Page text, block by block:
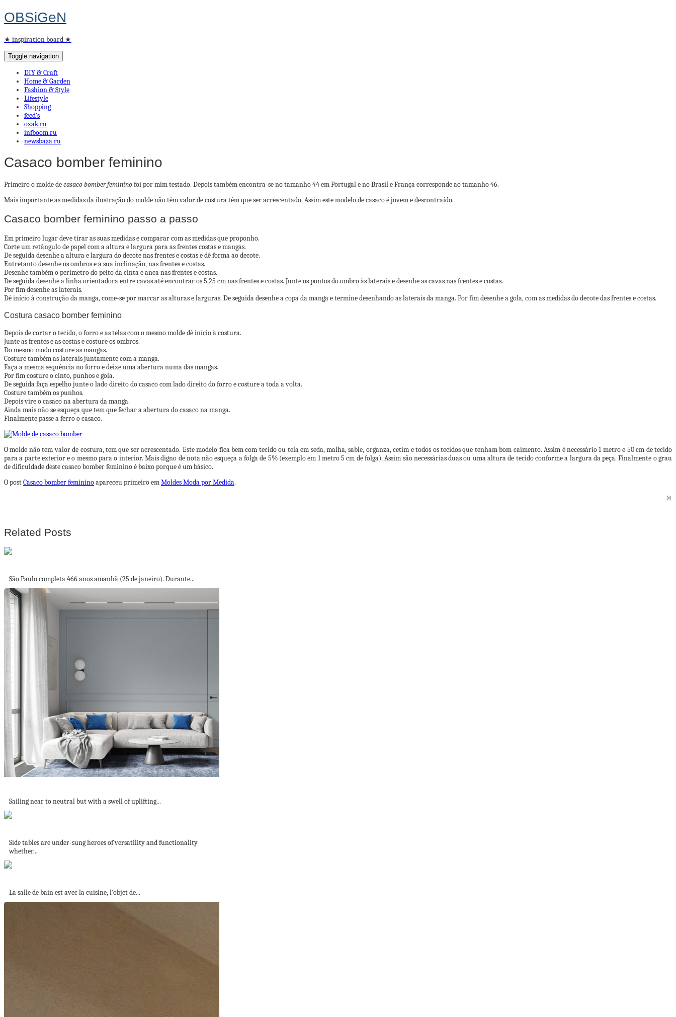
OBSiGeN
★ inspiration board ★
Toggle navigation
DIY & Craft
Home & Garden
Fashion & Style
Lifestyle
Shopping
feed’s
oxak.ru
infboom.ru
newsbaza.ru
Casaco bomber feminino
Primeiro o molde decasaco bomber femininofoi por mim testado. Depois também encontra-se no tamanho 44 em Portugal e no Brasil e França corresponde ao tamanho 46.
Mais importante as medidas da ilustração do molde não têm valor de costura têm que ser acrescentado. Assim este modelo de casaco é jovem e descontraído.
Casaco bomber feminino passo a passo
Em primeiro lugar deve tirar as suas medidas e comparar com as medidas que proponho.
Corte um retângulo de papel com a altura e largura para as frentes costas e mangas.
De seguida desenhe a altura e largura do decote nas frentes e costas e dê forma ao decote.
Entretanto desenhe os ombros e a sua inclinação, nas frentes e costas.
Desenhe também o perímetro do peito da cinta e anca nas frentes e costas.
De seguida desenhe a linha orientadora entre cavas até encontrar os 5,25 cm nas frentes e costas. Junte os pontos do ombro às laterais e desenhe as cavas nas frentes e costas.
Por fim desenhe as laterais.
Dê início à construção da manga, come-se por marcar as alturas e larguras. De seguida desenhe a copa da manga e termine desenhando as laterais da manga. Por fim desenhe a gola, com as medidas do decote das frentes e costas.
Costura casaco bomber feminino
Depois de cortar o tecido, o forro e as telas com o mesmo molde dê início à costura.
Junte as frentes e as costas e costure os ombros.
Do mesmo modo costure as mangas.
Costure também as laterais juntamente com a manga.
Faça a mesma sequência no forro e deixe uma abertura numa das mangas.
Por fim costure o cinto, punhos e gola.
De seguida faça espelho junte o lado direito do casaco com lado direito do forro e costure a toda a volta.
Costure também os punhos.
Depois vire o casaco na abertura da manga.
Ainda mais não se esqueça que tem que fechar a abertura do casaco na manga.
Finalmente passe a ferro o casaco.
O molde não tem valor de costura, tem que ser acrescentado. Este modelo fica bem com tecido ou tela em seda, malha, sable, organza, cetim e todos os tecidos que tenham bom caimento. Assim é necessário 1 metro e 50 cm de tecido
para a parte exterior e o mesmo para o interior. Mais digno de nota não esqueça a folga de 5% (exemplo em 1 metro 5 cm de folga). Assim são necessárias duas ou uma altura de tecido conforme a largura da peça. Finalmente o grau
de dificuldade deste casaco bomber feminino é baixo porque é um básico.
O postCasaco bomber femininoapareceu primeiro emMoldes Moda por Medida.
©
Related Posts
São Paulo completa 466 anos amanhã (25 de janeiro). Durante...
Sailing near to neutral but with a swell of uplifting...
Side tables are under-sung heroes of versatility and functionality
whether...
La salle de bain est avec la cuisine, l’objet de...